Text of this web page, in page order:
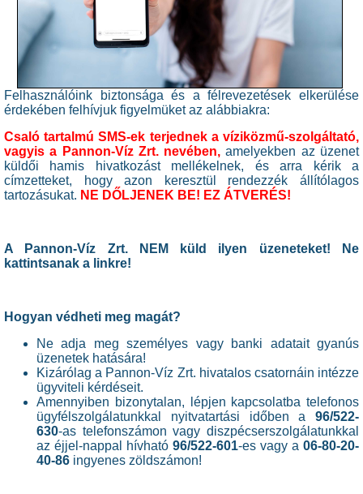
Felhasználóink biztonsága és a félrevezetések elkerülése
érdekében felhívjuk figyelmüket az alábbiakra:
Csaló tartalmú SMS-ek terjednek a víziközmű-szolgáltató,
vagyis a Pannon-Víz Zrt. nevében, amelyekben az üzenet
küldői hamis hivatkozást mellékelnek, és arra kérik a
címzetteket, hogy azon keresztül rendezzék állítólagos
tartozásukat. NE DŐLJENEK BE! EZ ÁTVERÉS!
A Pannon-Víz Zrt. NEM küld ilyen üzeneteket! Ne
kattintsanak a linkre!
Hogyan védheti meg magát?
Ne adja meg személyes vagy banki adatait gyanús
üzenetek hatására!
Kizárólag a Pannon-Víz Zrt. hivatalos csatornáin intézze
ügyviteli kérdéseit.
Amennyiben bizonytalan, lépjen kapcsolatba telefonos
ügyfélszolgálatunkkal nyitvatartási időben a 96/522-
630-as telefonszámon vagy diszpécserszolgálatunkkal
az éjjel-nappal hívható 96/522-601-es vagy a 06-80-20-
40-86 ingyenes zöldszámon!